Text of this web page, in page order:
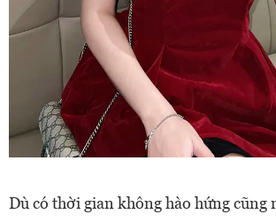
Dù có thời gian không hào hứng cũng